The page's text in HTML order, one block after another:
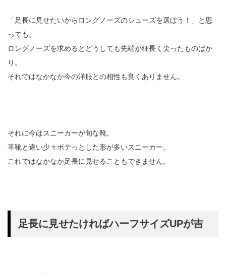
「足長に見せたいからロングノーズのシューズを選ぼう！」と思
っても、
ロングノーズを求めるとどうしても先端が細長く尖ったものばか
り。
それではなかなか今の洋服との相性も良くありません。
それに今はスニーカーが旬な靴。
革靴と違い少々ボテっとした形が多いスニーカー。
これではなかなか足長に見せることもできません。
足長に見せたければハーフサイズUPが吉